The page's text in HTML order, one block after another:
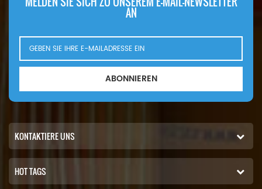
AN
ABONNIEREN
KONTAKTIERE UNS
HOT TAGS